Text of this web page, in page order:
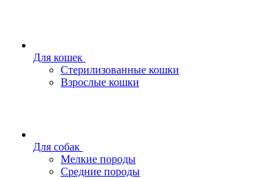
Для кошек
Стерилизованные кошки
Взрослые кошки
Для собак
Мелкие породы
Средние породы